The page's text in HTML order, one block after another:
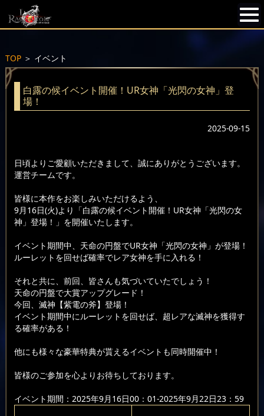
TOP＞ イベント
白露の候イベント開催！UR女神「光閃の女神」登
場！
2025-09-15
日頃よりご愛顧いただきまして、誠にありがとうございます。
運営チームです。
皆様に本作をお楽しみいただけるよう、
9月16日(火)より「白露の候イベント開催！UR女神「光閃の女
神」登場！」を開催いたします。
イベント期間中、天命の円盤でUR女神「光閃の女神」が登場！
ルーレットを回せば確率でレア女神を手に入れる！
それと共に、前回、皆さんも気づいていたでしょう！
天命の円盤で大賞アップグレード！
今回、滅神【紫電の斧】登場！
イベント期間中にルーレットを回せば、超レアな滅神を獲得す
る確率がある！
他にも様々な豪華特典が貰えるイベントも同時開催中！
皆様のご参加を心よりお待ちしております。
イベント期間：2025年9月16日00：01-2025年9月22日23：59